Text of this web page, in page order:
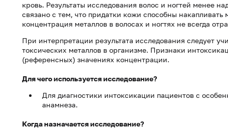
кровь. Результаты исследования волос и ногтей менее
связано с тем, что придатки кожи способны
концентрация металлов в волосах и ногтях не всегда
При интерпретации результата исследования следует
токсических металлов в организме. Признаки
(референсных) значениях концентрации.
Для чего используется исследование?
Для диагностики интоксикации пациентов с
анамнеза.
Когда назначается исследование?